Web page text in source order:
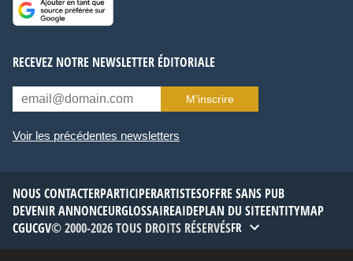
RECEVEZ NOTRE NEWSLETTER ÉDITORIALE
M’inscrire
Voir les précédentes newsletters
NOUS CONTACTERPARTICIPERARTISTESOFFRE SANS PUB
DEVENIR ANNONCEURGLOSSAIREAIDEPLAN DU SITEENTITYMAP
CGUCGV© 2000-2026 TOUS DROITS RÉSERVÉSFR